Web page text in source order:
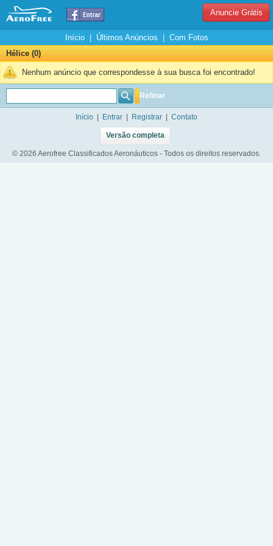
Anuncie Grátis
Início| Últimos Anúncios
Com Fotos
Hélice (0)
Nenhum anúncio que correspondesse à sua busca foi encontrado!
Refinar
Início Entrar Registrar Contato
Versão completa
© 2026 Aerofree Classificados Aeronáuticos - Todos os direitos reservados.